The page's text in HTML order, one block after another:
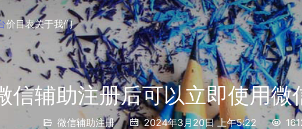
价目表关于我们
信辅助注册后可以立即使用微
微信辅助注册 2024年3月20日 上午5:22